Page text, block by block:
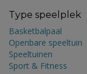
Type speelplek
Basketbalpaal
Openbare speeltuin
Speeltuinen
Sport & Fitness